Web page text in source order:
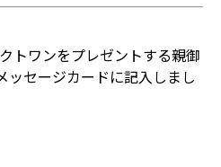
トワンをプレゼントする親御
ッセージカードに記入しまし